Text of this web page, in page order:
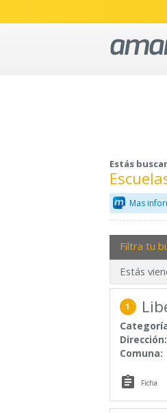
Estás
Mas
Filtra tu
Estás
1
Dirección:
Comuna:
 Ficha